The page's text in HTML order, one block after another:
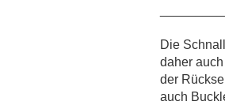
Die
daher
der
auch